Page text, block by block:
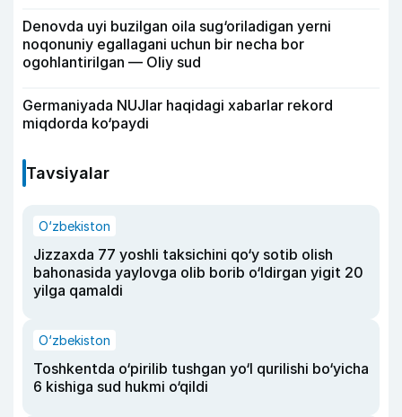
Denovda uyi buzilgan oila sug‘oriladigan yerni
noqonuniy egallagani uchun bir necha bor
ogohlantirilgan — Oliy sud
Germaniyada NUJlar haqidagi xabarlar rekord
miqdorda ko‘paydi
Tavsiyalar
O‘zbekiston
Jizzaxda 77 yoshli taksichini qo‘y sotib olish
bahonasida yaylovga olib borib o‘ldirgan yigit 20
yilga qamaldi
O‘zbekiston
Toshkentda o‘pirilib tushgan yo‘l qurilishi bo‘yicha
6 kishiga sud hukmi o‘qildi